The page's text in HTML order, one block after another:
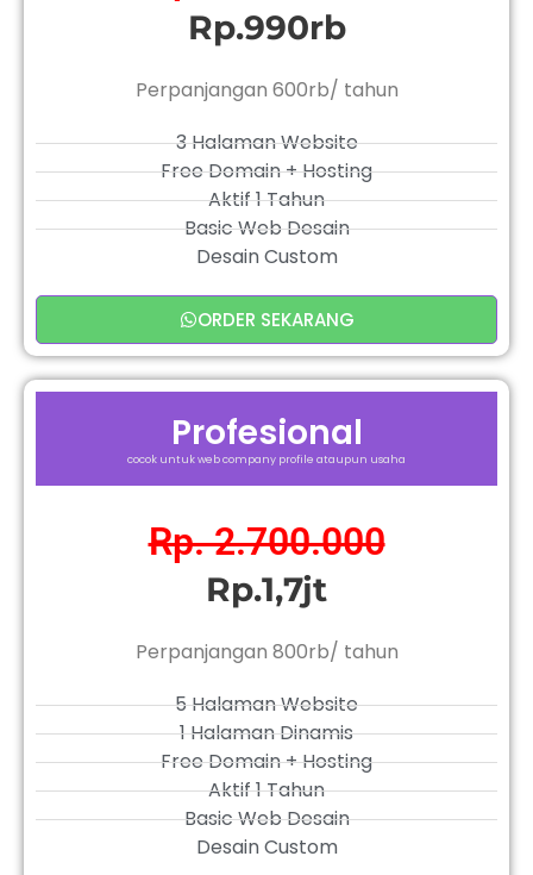
Rp.990rb
Perpanjangan 600rb/ tahun
3 Halaman Website
Free Domain + Hosting
Aktif 1 Tahun
Basic Web Desain
Desain Custom
ORDER SEKARANG
Profesional
cocok untuk web company profile ataupun usaha
Rp. 2.700.000
Rp.1,7jt
Perpanjangan 800rb/ tahun
5 Halaman Website
1 Halaman Dinamis
Free Domain + Hosting
Aktif 1 Tahun
Basic Web Desain
Desain Custom